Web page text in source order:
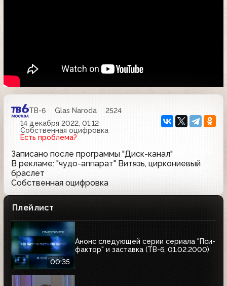
ТВ-6 Glas Naroda
2524
14 декабря 2022, 01:12
Собственная оцифровка
Есть проблема?
Записано после программы "Диск-канал"
В рекламе: "чудо-аппарат" Витязь, циркониевый
браслет
Собственная оцифровка
Плейлист
00:35
Анонс следующей серии сериала "Пси-
фактор" и заставка (ТВ-6, 01.02.2000)